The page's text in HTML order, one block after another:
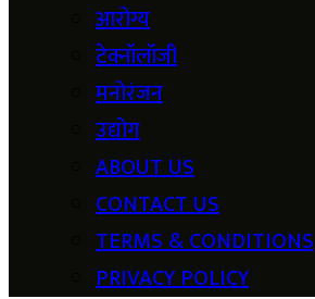
आरोग्य
टेक्नॉलॉजी
मनोरंजन
उद्योग
ABOUT US
CONTACT US
TERMS & CONDITIONS
PRIVACY POLICY